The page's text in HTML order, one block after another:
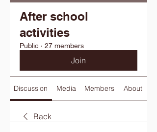
After school
activities
Public · 27 members
Join
Discussion Media Members About
Back